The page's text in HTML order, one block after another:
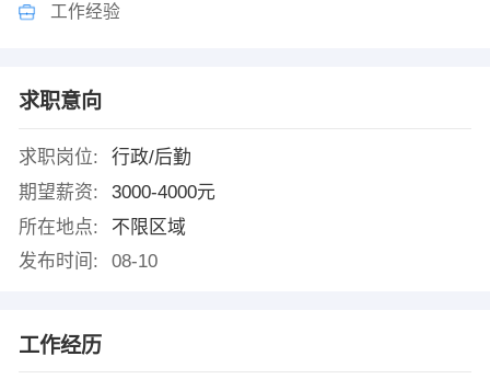
工作经验
求职意向
求职岗位:
行政/后勤
期望薪资:
3000-4000元
所在地点:
不限区域
发布时间:
08-10
工作经历